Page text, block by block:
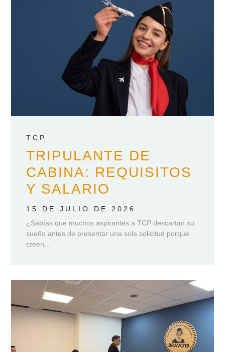
TCP
TRIPULANTE DE
CABINA: REQUISITOS
Y SALARIO
15 DE JULIO DE 2026
¿Sabías que muchos aspirantes a TCP descartan su
sueño antes de presentar una sola solicitud porque
creen...